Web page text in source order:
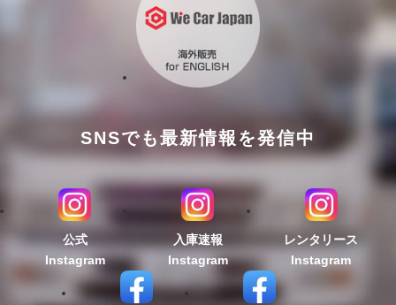
SNSでも最新情報を発信中
公式
Instagram
入庫速報
Instagram
レンタリース
Instagram